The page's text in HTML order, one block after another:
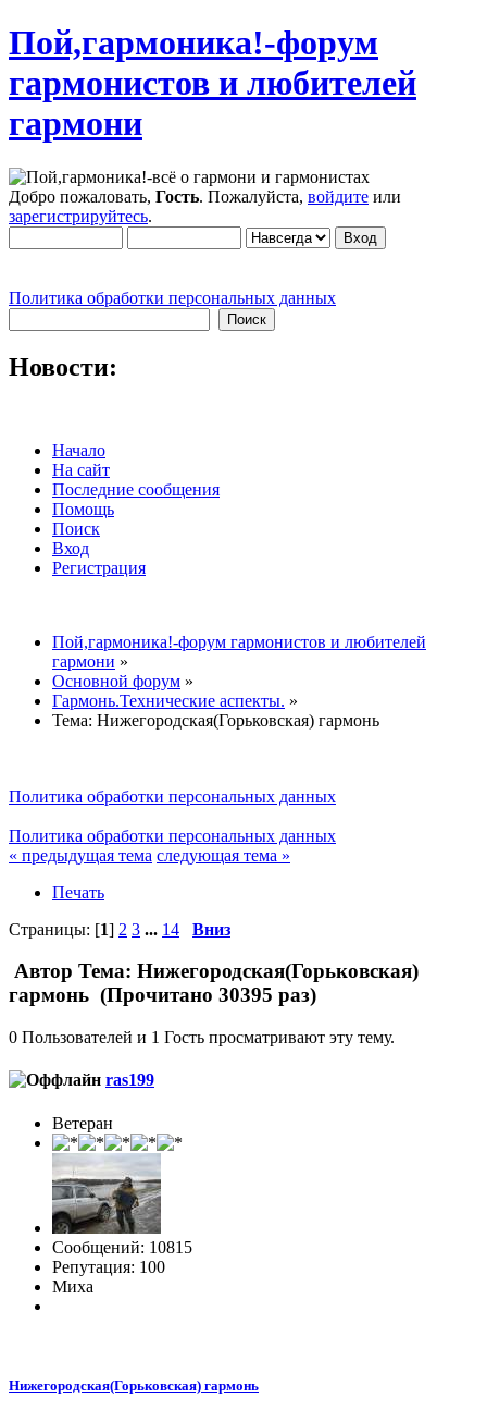
Пой,гармоника!-форум
гармонистов и любителей
гармони
Добро пожаловать, Гость. Пожалуйста, войдите или
зарегистрируйтесь.
Политика обработки персональных данных
Новости:
Начало
На сайт
Последние сообщения
Помощь
Поиск
Вход
Регистрация
Пой,гармоника!-форум гармонистов и любителей
гармони »
Основной форум »
Гармонь.Технические аспекты. »
Тема: Нижегородская(Горьковская) гармонь
Политика обработки персональных данных
Политика обработки персональных данных
« предыдущая тема следующая тема »
Печать
Страницы: [1] 2 3 ... 14 Вниз
Автор Тема: Нижегородская(Горьковская)
гармонь (Прочитано 30395 раз)
0 Пользователей и 1 Гость просматривают эту тему.
ras199
Ветеран
Сообщений: 10815
Репутация: 100
Миха
Нижегородская(Горьковская) гармонь